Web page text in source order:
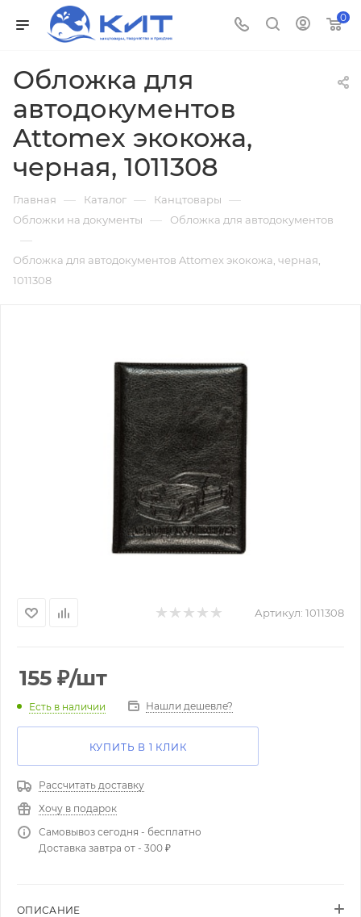
0
Обложка для
автодокументов
Attomex экокожа,
черная, 1011308
Главная — Каталог — Канцтовары —
Обложки на документы — Обложка для автодокументов
—
Обложка для автодокументов Attomex экокожа, черная,
1011308
Артикул: 1011308
155 ₽/шт
Есть в наличии Нашли дешевле?
КУПИТЬ В 1 КЛИК
Рассчитать доставку
Хочу в подарок
Самовывоз сегодня - бесплатно
Доставка завтра от - 300 ₽
ОПИСАНИЕ